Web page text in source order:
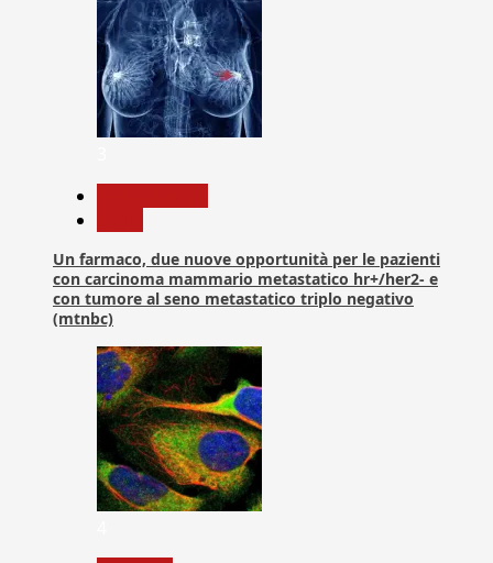
Un farmaco, due nuove opportunità per le pazienti
con carcinoma mammario metastatico hr+/her2- e
con tumore al seno metastatico triplo negativo
(mtnbc)